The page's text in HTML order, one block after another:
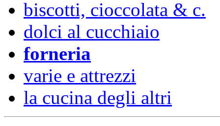
biscotti, cioccolata & c.
dolci al cucchiaio
forneria
varie e attrezzi
la cucina degli altri